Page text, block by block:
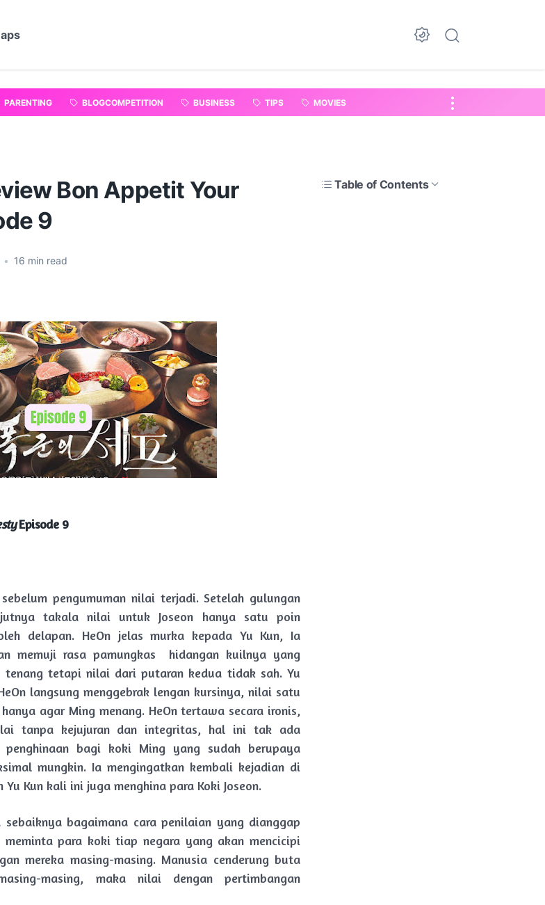
PARENTING BLOGCOMPETITION BUSINESS TIPS MOVIES
Bon Appetit Your
9
• 16 min read
Table of Contents
Episode 9
pengumuman nilai terjadi. Setelah gulungan
takala nilai untuk Joseon hanya satu poin
delapan. HeOn jelas murka kepada Yu Kun, Ia
memuji rasa pamungkas hidangan kuilnya yang
tenang tetapi nilai dari putaran kedua tidak sah. Yu
langsung menggebrak lengan kursinya, nilai satu
agar Ming menang. HeOn tertawa secara ironis,
tanpa kejujuran dan integritas, hal ini tak ada
penghinaan bagi koki Ming yang sudah berupaya
mungkin. Ia mengingatkan kembali kejadian di
Kun kali ini juga menghina para Koki Joseon.
sebaiknya bagaimana cara penilaian yang dianggap
meminta para koki tiap negara yang akan mencicipi
mereka masing-masing. Manusia cenderung buta
masing, maka nilai dengan pertimbangan